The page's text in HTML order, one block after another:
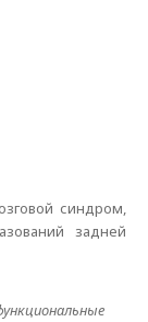
синдром,
задней